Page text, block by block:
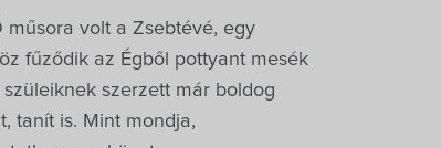
volt a Zsebtévé, egy
fűződik az Égből pottyant mesék
szerzett már boldog
tanít is. Mint mondja,